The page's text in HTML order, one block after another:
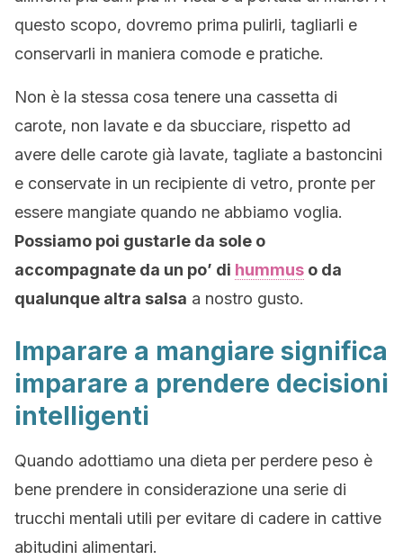
questo scopo, dovremo prima pulirli, tagliarli e
conservarli in maniera comode e pratiche.
Non è la stessa cosa tenere una cassetta di
carote, non lavate e da sbucciare, rispetto ad
avere delle carote già lavate, tagliate a bastoncini
e conservate in un recipiente di vetro, pronte per
essere mangiate quando ne abbiamo voglia.
Possiamo poi gustarle da sole o
accompagnate da un po’ di hummus o da
qualunque altra salsa a nostro gusto.
Imparare a mangiare significa
imparare a prendere decisioni
intelligenti
Quando adottiamo una dieta per perdere peso è
bene prendere in considerazione una serie di
trucchi mentali utili per evitare di cadere in cattive
abitudini alimentari.